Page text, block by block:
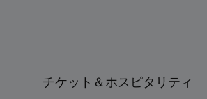
チケット＆ホスピタリティ